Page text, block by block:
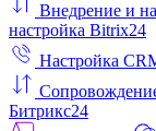
Внедрение и
настройка Bitrix24
Настройка
Битрикс24